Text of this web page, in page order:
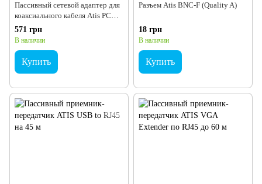
Пассивный сетевой адаптер для
коаксиального кабеля Atis PCNA-
01
571 грн
В наличии
Купить
Разъем Atis BNC-F (Quality A)
18 грн
В наличии
Купить